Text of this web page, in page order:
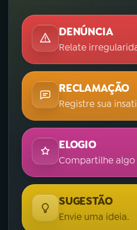
DENÚNCIA
Relate
RECLAMAÇÃO
Registre sua
ELOGIO
Compartilhe
SUGESTÃO
Envie uma ideia.